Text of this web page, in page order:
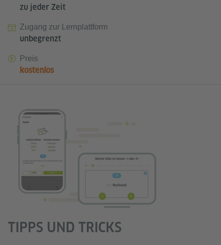
zu jeder Zeit
Zugang zur Lernplattform
unbegrenzt
Preis
kostenlos
TIPPS UND TRICKS